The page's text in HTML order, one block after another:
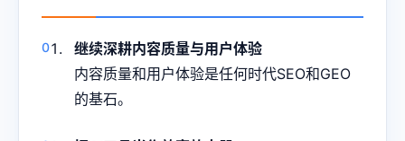
继续深耕内容质量与用户体验
内容质量和用户体验是任何时代SEO和GEO
的基石。